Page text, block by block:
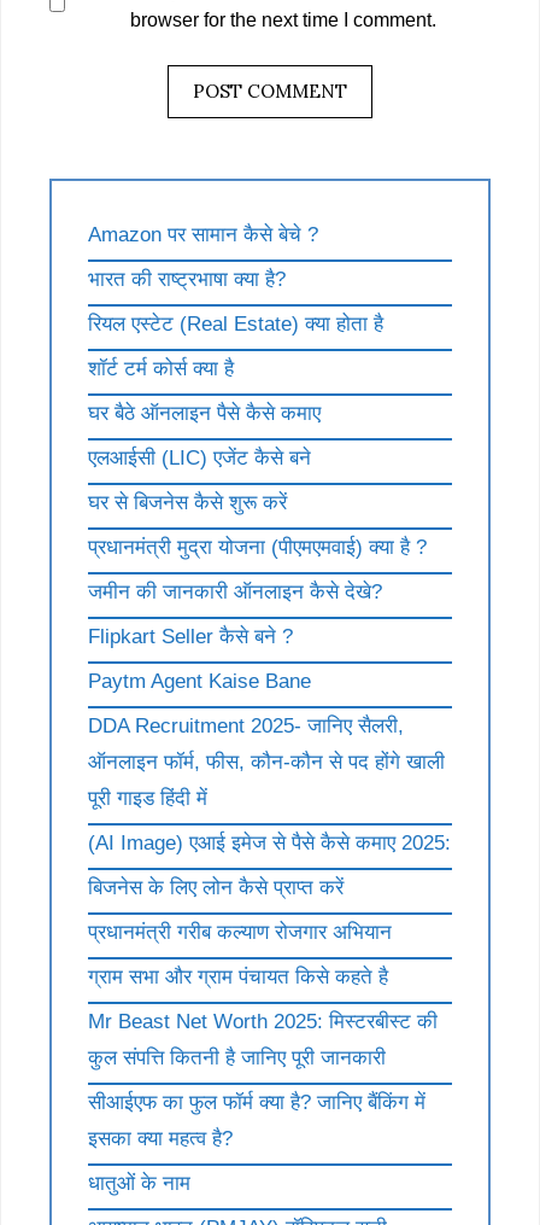
browser for the next time I comment.
Amazon पर सामान कैसे बेचे ?
भारत की राष्ट्रभाषा क्या है?
रियल एस्टेट (Real Estate) क्या होता है
शॉर्ट टर्म कोर्स क्या है
घर बैठे ऑनलाइन पैसे कैसे कमाए
एलआईसी (LIC) एजेंट कैसे बने
घर से बिजनेस कैसे शुरू करें
प्रधानमंत्री मुद्रा योजना (पीएमएमवाई) क्या है ?
जमीन की जानकारी ऑनलाइन कैसे देखे?
Flipkart Seller कैसे बने ?
Paytm Agent Kaise Bane
DDA Recruitment 2025- जानिए सैलरी,
ऑनलाइन फॉर्म, फीस, कौन-कौन से पद होंगे खाली
पूरी गाइड हिंदी में
(AI Image) एआई इमेज से पैसे कैसे कमाए 2025:
बिजनेस के लिए लोन कैसे प्राप्त करें
प्रधानमंत्री गरीब कल्याण रोजगार अभियान
ग्राम सभा और ग्राम पंचायत किसे कहते है
Mr Beast Net Worth 2025: मिस्टरबीस्ट की
कुल संपत्ति कितनी है जानिए पूरी जानकारी
सीआईएफ का फुल फॉर्म क्या है? जानिए बैंकिंग में
इसका क्या महत्व है?
धातुओं के नाम